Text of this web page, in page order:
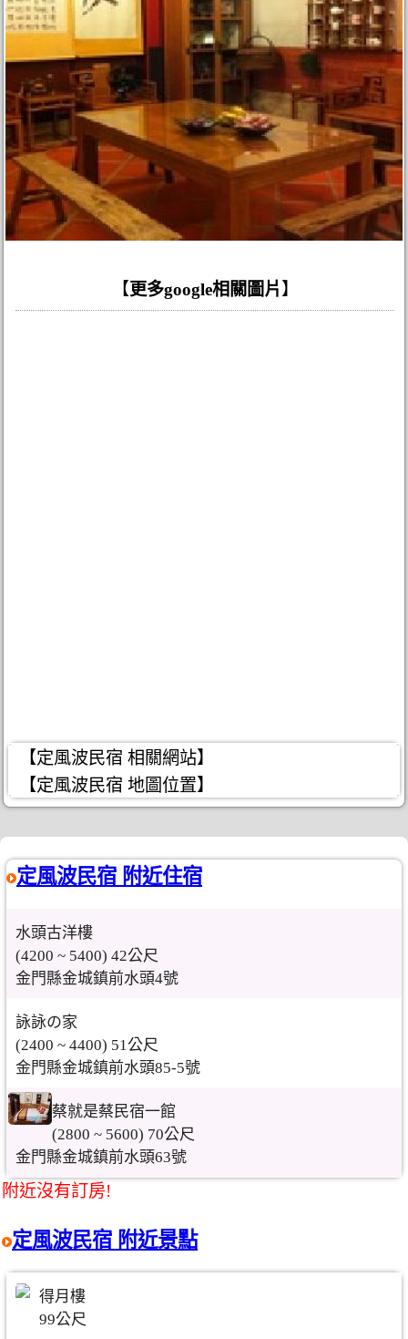
【更多google相關圖片】
【定風波民宿 相關網站】
【定風波民宿 地圖位置】
定風波民宿 附近住宿
水頭古洋樓
(4200 ~ 5400) 42公尺
金門縣金城鎮前水頭4號
詠詠の家
(2400 ~ 4400) 51公尺
金門縣金城鎮前水頭85-5號
蔡就是蔡民宿一館
(2800 ~ 5600) 70公尺
金門縣金城鎮前水頭63號
附近沒有訂房!
定風波民宿 附近景點
得月樓
99公尺